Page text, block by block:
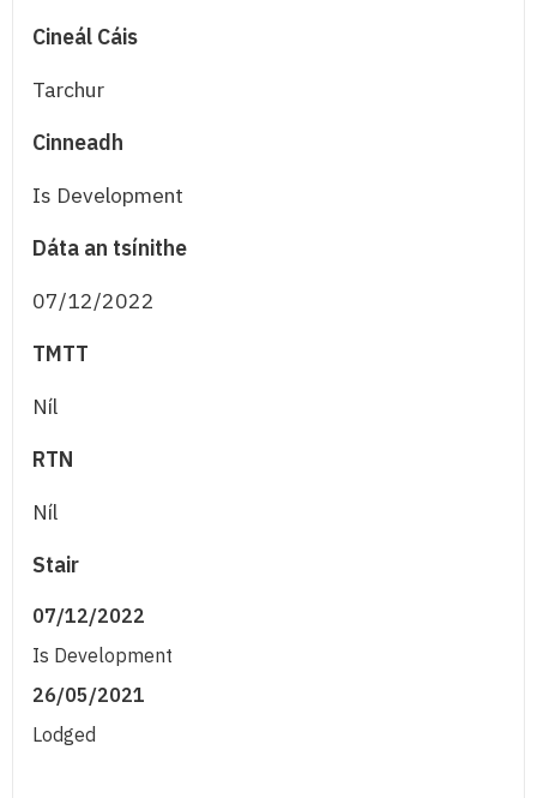
Cineál Cáis
Tarchur
Cinneadh
Is Development
Dáta an tsínithe
07/12/2022
TMTT
Níl
RTN
Níl
Stair
07/12/2022
Is Development
26/05/2021
Lodged